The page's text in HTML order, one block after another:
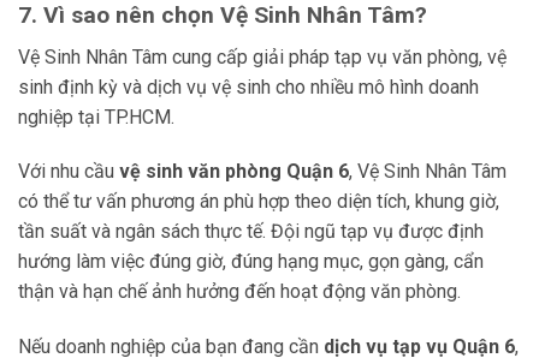
7. Vì sao nên chọn Vệ Sinh Nhân Tâm?
Vệ Sinh Nhân Tâm cung cấp giải pháp tạp vụ văn phòng, vệ
sinh định kỳ và dịch vụ vệ sinh cho nhiều mô hình doanh
nghiệp tại TP.HCM.
Với nhu cầu vệ sinh văn phòng Quận 6, Vệ Sinh Nhân Tâm
có thể tư vấn phương án phù hợp theo diện tích, khung giờ,
tần suất và ngân sách thực tế. Đội ngũ tạp vụ được định
hướng làm việc đúng giờ, đúng hạng mục, gọn gàng, cẩn
thận và hạn chế ảnh hưởng đến hoạt động văn phòng.
Nếu doanh nghiệp của bạn đang cần dịch vụ tạp vụ Quận 6,